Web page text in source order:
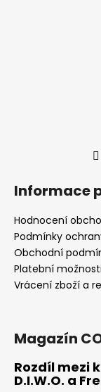
Informace
Hodnocení
Podmínky
Obchodní
Platební možnosti
Vrácení zboží a
Magazín
Rozdíl mezi
D.I.W.O. a